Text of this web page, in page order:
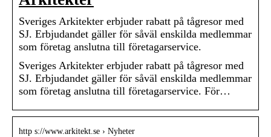
Sveriges Arkitekter erbjuder rabatt på tågresor med
SJ. Erbjudandet gäller för såväl enskilda medlemmar
som företag anslutna till företagarservice.
Sveriges Arkitekter erbjuder rabatt på tågresor med
SJ. Erbjudandet gäller för såväl enskilda medlemmar
som företag anslutna till företagarservice. För…
http s://www.arkitekt.se › Nyheter